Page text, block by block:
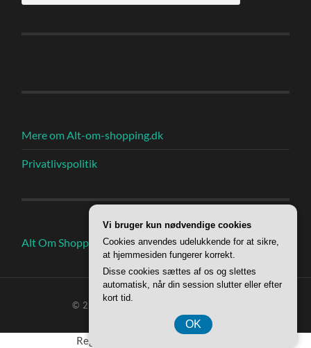
Mere om Alt-om-shopping.dk
Privatlivspolitik
Alt Om Shoppings Indlæg
© 2026
Registreringsnummer 37 40 77 39
Vi bruger kun nødvendige cookies
Cookies anvendes udelukkende for at sikre,
at hjemmesiden fungerer korrekt.
Disse cookies sættes af os og slettes
automatisk, når din session slutter eller efter
kort tid.
OK